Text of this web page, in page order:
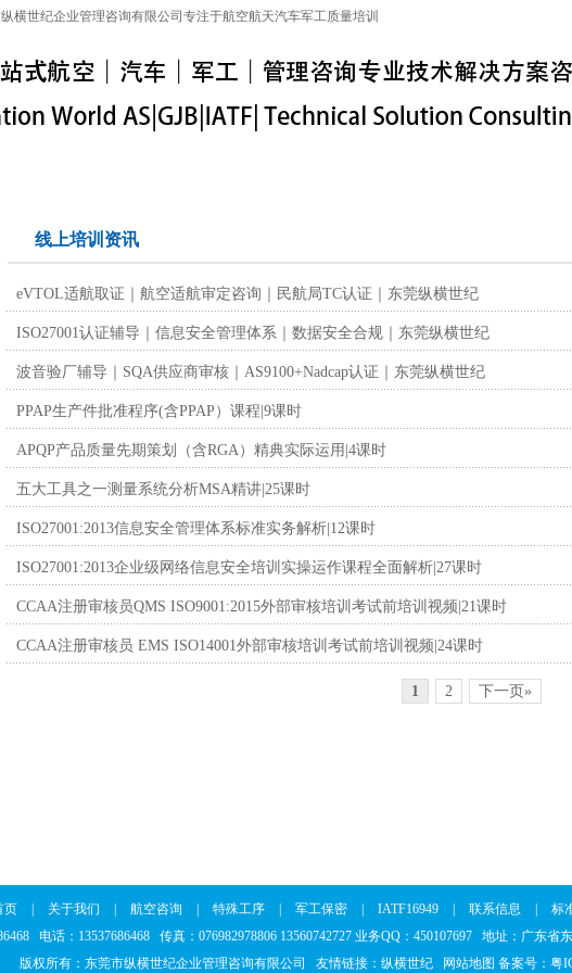
横世纪企业管理咨询有限公司专注于航空航天汽车军工质量培训
线上培训资讯
eVTOL适航取证｜航空适航审定咨询｜民航局TC认证｜东莞纵横世纪
ISO27001认证辅导｜信息安全管理体系｜数据安全合规｜东莞纵横世纪
波音验厂辅导｜SQA供应商审核｜AS9100+Nadcap认证｜东莞纵横世纪
PPAP生产件批准程序(含PPAP）课程|9课时
APQP产品质量先期策划（含RGA）精典实际运用|4课时
五大工具之一测量系统分析MSA精讲|25课时
ISO27001:2013信息安全管理体系标准实务解析|12课时
ISO27001:2013企业级网络信息安全培训实操运作课程全面解析|27课时
CCAA注册审核员QMS ISO9001:2015外部审核培训考试前培训视频|21课时
CCAA注册审核员 EMS ISO14001外部审核培训考试前培训视频|24课时
1 2 下一页»
页 关于我们 航空咨询 特殊工序 军工保密 IATF16949 联系信息 标
电话：13537686468 传真：076982978806 13560742727 业务QQ：450107697 地址：广东省
版权所有：东莞市纵横世纪企业管理咨询有限公司 友情链接： 纵横世纪 网站地图 备案号： 粤